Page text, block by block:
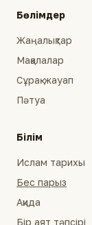
Бөлімдер
Жаңалықтар
Мақалалар
Сұрақ-жауап
Пәтуа
Білім
Ислам тарихы
Бес парыз
Ақида
Бір аят тәпсірі